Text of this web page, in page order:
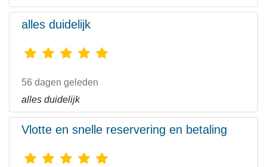
alles duidelijk
56 dagen geleden
alles duidelijk
Vlotte en snelle reservering en betaling